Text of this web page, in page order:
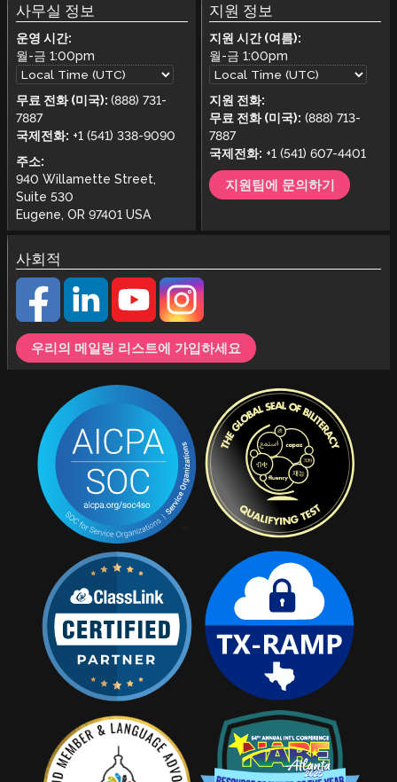
사무실 정보
운영 시간:
월-금 1:00pm
무료 전화 (미국): (888) 731-
7887
국제전화: +1 (541) 338-9090
주소:
940 Willamette Street,
Suite 530
Eugene, OR 97401 USA
지원 정보
지원 시간 (여름):
월-금1:00pm
지원 전화:
무료 전화 (미국): (888) 713-
7887
국제전화: +1 (541) 607-4401
지원팀에 문의하기
사회적
우리의 메일링 리스트에 가입하세요